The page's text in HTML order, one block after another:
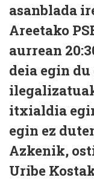
asanblada
Areetako
aurrean
deia egin
itxialdia
egin ez
Azkenik,
Uribe